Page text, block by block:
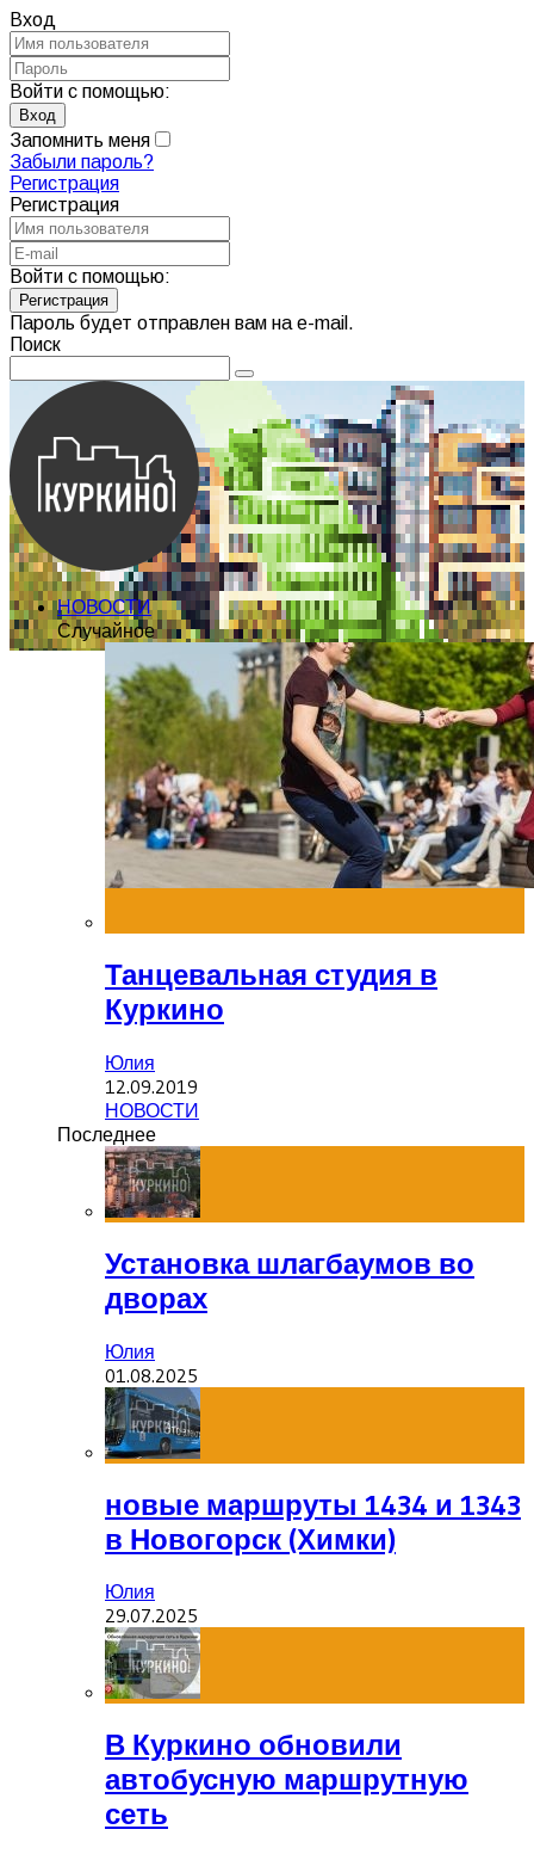
Вход
Войти с помощью:
Запомнить меня
Забыли пароль?
Регистрация
Регистрация
Войти с помощью:
Пароль будет отправлен вам на e-mail.
Поиск
НОВОСТИ
Случайное
Танцевальная студия в
Куркино
Юлия
12.09.2019
НОВОСТИ
Последнее
Установка шлагбаумов во
дворах
Юлия
01.08.2025
новые маршруты 1434 и 1343
в Новогорск (Химки)
Юлия
29.07.2025
В Куркино обновили
автобусную маршрутную
сеть